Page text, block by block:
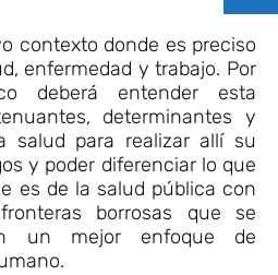
contexto donde es preciso
enfermedad y trabajo. Por
deberá entender esta
determinantes y
salud para realizar allí su
y poder diferenciar lo que
es de la salud pública con
borrosas que se
un mejor enfoque de